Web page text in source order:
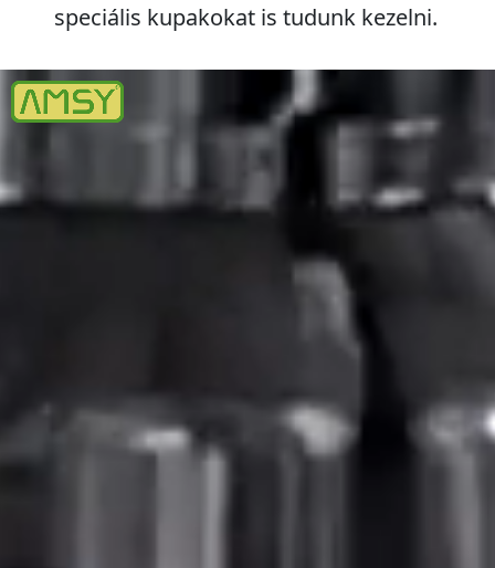
speciális kupakokat is tudunk kezelni.